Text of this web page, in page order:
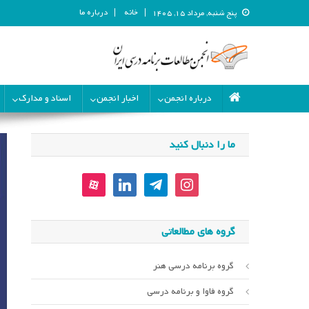
پنج شنبه, مرداد ۱۵, ۱۴۰۵ خانه درباره ما
انجمن مطالعات برنامه درسی
درباره انجمن
اخبار انجمن اسناد و مدارک
ما را دنبال کنید
instagram
telegram
linkedin
aparat
گروه های مطالعاتی
گروه برنامه درسی هنر
گروه فاوا و برنامه درسی